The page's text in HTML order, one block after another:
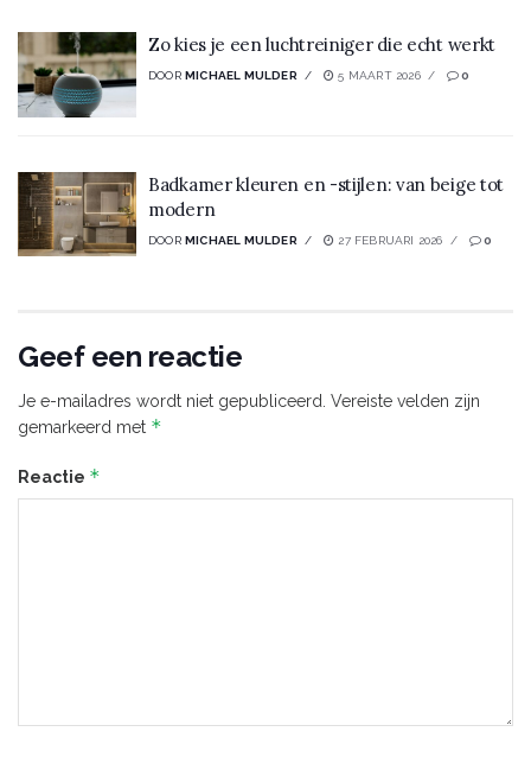
Zo kies je een luchtreiniger die echt werkt
DOOR MICHAEL MULDER 5 MAART 2026 0
Badkamer kleuren en -stijlen: van beige tot
modern
DOOR MICHAEL MULDER 27 FEBRUARI 2026 0
Geef een reactie
Je e-mailadres wordt niet gepubliceerd. Vereiste velden zijn
gemarkeerd met *
Reactie *